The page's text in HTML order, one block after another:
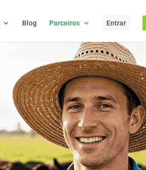
Blog Parceiros Entrar